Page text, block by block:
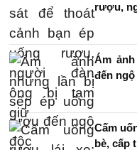
rượu,
Ám
đến
Cấm
bè, cấp